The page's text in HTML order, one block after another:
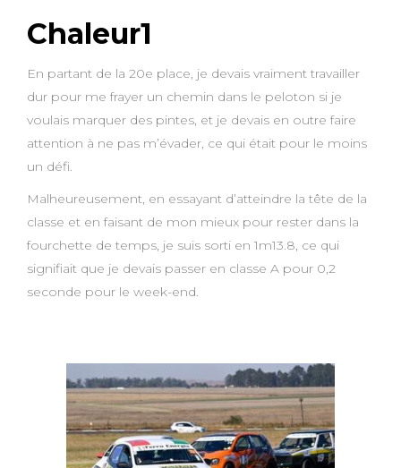
Chaleur1
En partant de la 20e place, je devais vraiment travailler
dur pour me frayer un chemin dans le peloton si je
voulais marquer des pintes, et je devais en outre faire
attention à ne pas m’évader, ce qui était pour le moins
un défi.
Malheureusement, en essayant d’atteindre la tête de la
classe et en faisant de mon mieux pour rester dans la
fourchette de temps, je suis sorti en 1m13.8, ce qui
signifiait que je devais passer en classe A pour 0,2
seconde pour le week-end.